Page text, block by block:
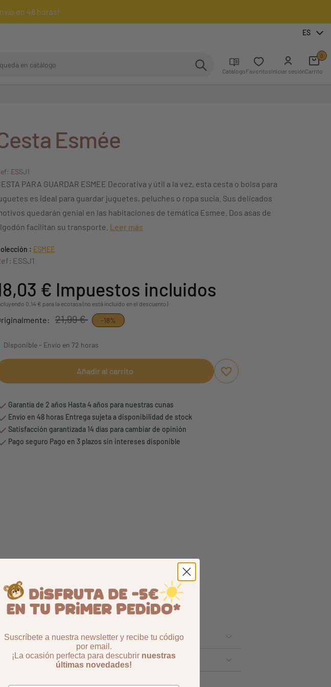
en 48 horas!
ES
CatálogoFavoritosIniciar sesiónCarrito
0
Esmée
ESSJ1
PARA GUARDAR ESMEE Decorativa y útil a la vez, esta cesta o bolsa para
es ideal para guardar juguetes, peluches o ropa sucia. Sus delicados
quedarán genial en las habitaciones de temática Esmee. Dos asas de
facilitan su transporte. Leer más
: ESMEE
ESSJ1
€ Impuestos incluidos
0,14 € para la ecotasa (no está incluido en el descuento)
21,99 € -18%
Disponible - Envío en 72 horas
Añadir al carrito
Aggiungi ai preferiti
borrar favoritos
Garantía de 2 años Hasta 4 años para nuestras cunas
Envío en 48 horas Entrega sujeta a disponibilidad de stock
Satisfacción garantizada 14 días para cambiar de opinión
Pago seguro Pago en 3 plazos sin intereses disponible
Suscríbete a nuestra newsletter y recibe tu código
por email.
¡La ocasión perfecta para descubrir nuestras
últimas novedades!